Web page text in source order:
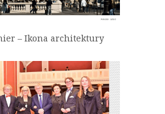
– Ikona architektury